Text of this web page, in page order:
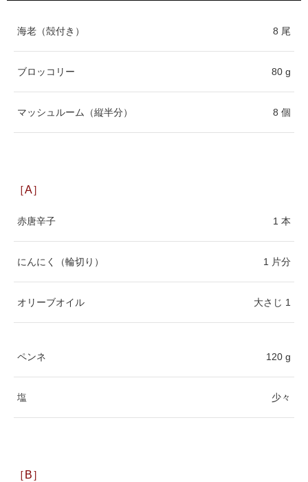
海老（殻付き） 8 尾
ブロッコリー 80 g
マッシュルーム（縦半分） 8 個
［A］
赤唐辛子 1 本
にんにく（輪切り） 1 片分
オリーブオイル 大さじ 1
ペンネ 120 g
塩 少々
［B］